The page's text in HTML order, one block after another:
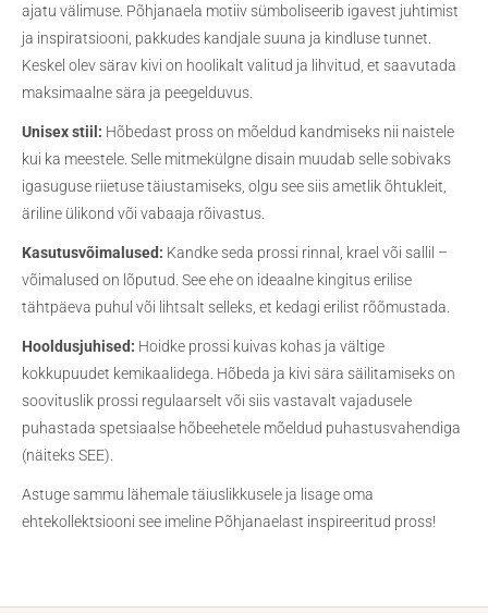
ajatu välimuse. Põhjanaela motiiv sümboliseerib igavest juhtimist
ja inspiratsiooni, pakkudes kandjale suuna ja kindluse tunnet.
Keskel olev särav kivi on hoolikalt valitud ja lihvitud, et saavutada
maksimaalne sära ja peegelduvus.
Unisex stiil: Hõbedast pross on mõeldud kandmiseks nii naistele
kui ka meestele. Selle mitmekülgne disain muudab selle sobivaks
igasuguse riietuse täiustamiseks, olgu see siis ametlik õhtukleit,
äriline ülikond või vabaaja rõivastus.
Kasutusvõimalused: Kandke seda prossi rinnal, krael või sallil –
võimalused on lõputud. See ehe on ideaalne kingitus erilise
tähtpäeva puhul või lihtsalt selleks, et kedagi erilist rõõmustada.
Hooldusjuhised: Hoidke prossi kuivas kohas ja vältige
kokkupuudet kemikaalidega. Hõbeda ja kivi sära säilitamiseks on
soovituslik prossi regulaarselt või siis vastavalt vajadusele
puhastada spetsiaalse hõbeehetele mõeldud puhastusvahendiga
(näiteksSEE).
Astuge sammu lähemale täiuslikkusele ja lisage oma
ehtekollektsiooni see imeline Põhjanaelast inspireeritud pross!